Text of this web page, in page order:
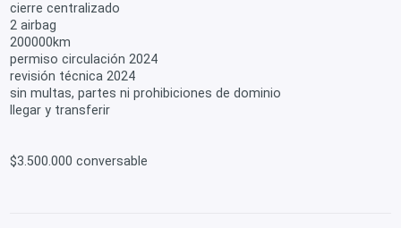
cierre centralizado
2 airbag
200000km
permiso circulación 2024
revisión técnica 2024
sin multas, partes ni prohibiciones de dominio
llegar y transferir
$3.500.000 conversable